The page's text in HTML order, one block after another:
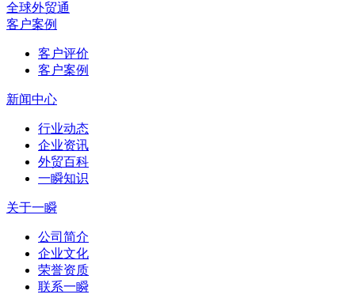
全球外贸通
客户案例
客户评价
客户案例
新闻中心
行业动态
企业资讯
外贸百科
一瞬知识
关于一瞬
公司简介
企业文化
荣誉资质
联系一瞬